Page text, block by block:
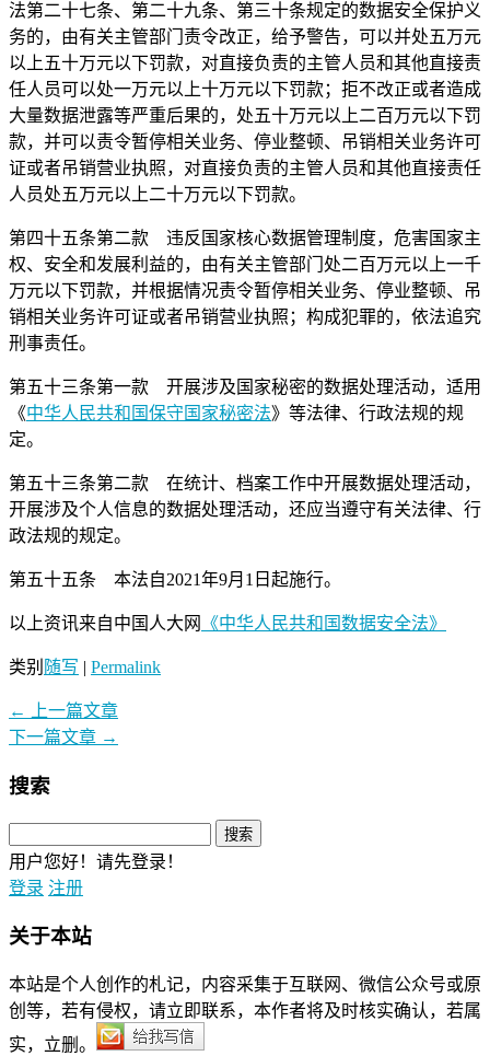
法第二十七条、第二十九条、第三十条规定的数据安全保护义
务的，由有关主管部门责令改正，给予警告，可以并处五万元
以上五十万元以下罚款，对直接负责的主管人员和其他直接责
任人员可以处一万元以上十万元以下罚款；拒不改正或者造成
大量数据泄露等严重后果的，处五十万元以上二百万元以下罚
款，并可以责令暂停相关业务、停业整顿、吊销相关业务许可
证或者吊销营业执照，对直接负责的主管人员和其他直接责任
人员处五万元以上二十万元以下罚款。
第四十五条第二款 违反国家核心数据管理制度，危害国家主
权、安全和发展利益的，由有关主管部门处二百万元以上一千
万元以下罚款，并根据情况责令暂停相关业务、停业整顿、吊
销相关业务许可证或者吊销营业执照；构成犯罪的，依法追究
刑事责任。
第五十三条第一款 开展涉及国家秘密的数据处理活动，适用
《中华人民共和国保守国家秘密法》等法律、行政法规的规
定。
第五十三条第二款 在统计、档案工作中开展数据处理活动，
开展涉及个人信息的数据处理活动，还应当遵守有关法律、行
政法规的规定。
第五十五条 本法自2021年9月1日起施行。
以上资讯来自中国人大网 《中华人民共和国数据安全法》
类别 随写 | Permalink
←
上一篇文章
下一篇文章 →
搜索
用户您好！请先登录！
登录 注册
关于本站
本站是个人创作的札记，内容采集于互联网、微信公众号或原
创等，若有侵权，请立即联系，本作者将及时核实确认，若属
实，立删。